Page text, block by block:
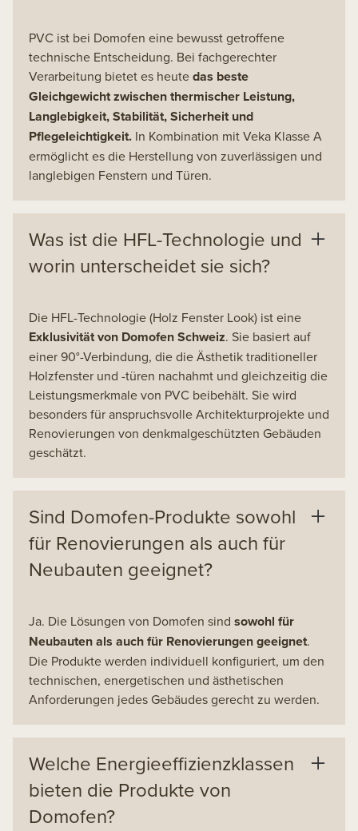
PVC ist bei Domofen eine bewusst getroffene
technische Entscheidung. Bei fachgerechter
Verarbeitung bietet es heutedas beste
Gleichgewicht zwischen thermischer Leistung,
Langlebigkeit, Stabilität, Sicherheit und
Pflegeleichtigkeit. In Kombination mit Veka Klasse A
ermöglicht es die Herstellung von zuverlässigen und
langlebigen Fenstern und Türen.
Was ist die HFL-Technologie und
worin unterscheidet sie sich?
Die HFL-Technologie (Holz Fenster Look) ist eine
Exklusivität von Domofen Schweiz. Sie basiert auf
einer 90°-Verbindung, die die Ästhetik traditioneller
Holzfenster und -türen nachahmt und gleichzeitig die
Leistungsmerkmale von PVC beibehält. Sie wird
besonders für anspruchsvolle Architekturprojekte und
Renovierungen von denkmalgeschützten Gebäuden
geschätzt.
Sind Domofen-Produkte sowohl
für Renovierungen als auch für
Neubauten geeignet?
Ja. Die Lösungen von Domofen sind sowohl für
Neubauten als auch für Renovierungen geeignet.
Die Produkte werden individuell konfiguriert, um den
technischen, energetischen und ästhetischen
Anforderungen jedes Gebäudes gerecht zu werden.
Welche Energieeffizienzklassen
bieten die Produkte von
Domofen?